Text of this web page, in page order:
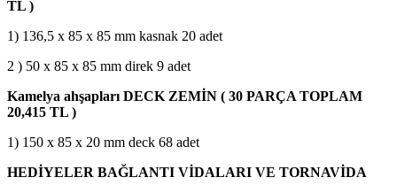
TL )
1) 136,5 x 85 x 85 mm kasnak 20 adet
2 ) 50 x 85 x 85 mm direk 9 adet
Kamelya ahşapları DECK ZEMİN ( 30 PARÇA TOPLAM
20,415 TL )
1) 150 x 85 x 20 mm deck 68 adet
HEDİYELER BAĞLANTI VİDALARI VE TORNAVİDA